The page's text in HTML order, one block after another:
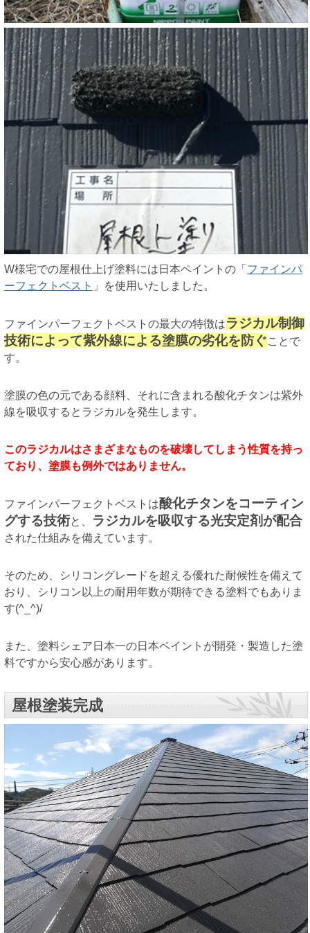
W様宅での屋根仕上げ塗料には日本ペイントの「 ファインパ
ーフェクトベスト 」を使用いたしました。
ファインパーフェクトベストの最大の特徴はラジカル制御
技術によって紫外線による塗膜の劣化を防ぐことで
す。
塗膜の色の元である顔料、それに含まれる酸化チタンは紫外
線を吸収するとラジカルを発生します。
このラジカルはさまざまなものを破壊してしまう性質を持っ
ており、塗膜も例外ではありません。
ファインパーフェクトベストは酸化チタンをコーティン
グする技術と、 ラジカルを吸収する光安定剤が配合
された仕組みを備えています。
そのため、シリコングレードを超える優れた耐候性を備えて
おり、シリコン以上の耐用年数が期待できる塗料でもありま
す(^_^)/
また、塗料シェア日本一の日本ペイントが開発・製造した塗
料ですから安心感があります。
屋根塗装完成